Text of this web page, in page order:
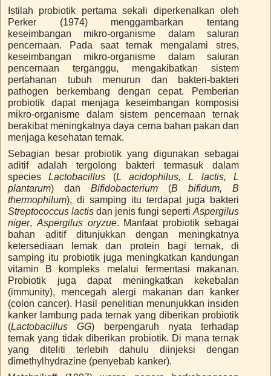
Istilah probiotik pertama sekali diperkenalkan oleh
Perker (1974) menggambarkan tentang
keseimbangan mikro-organisme dalam saluran
pencernaan. Pada saat ternak mengalami stres,
keseimbangan mikro-organisme dalam saluran
pencernaan terganggu, mengakibatkan sistem
pertahanan tubuh menurun dan bakteri-bakteri
pathogen berkembang dengan cepat. Pemberian
probiotik dapat menjaga keseimbangan komposisi
mikro-organisme dalam sistem pencernaan ternak
berakibat meningkatnya daya cerna bahan pakan dan
menjaga kesehatan ternak.
Sebagian besar probiotik yang digunakan sebagai
aditif adalah tergolong bakteri termasuk dalam
speciesLactobacillus (L acidophilus, L lactis, L
plantarum) dan Bifidobacterium (B bifidum, B
thermophilum), di samping itu terdapat juga bakteri
Streptococcus lactis dan jenis fungi seperti Aspergilus
niger, Aspergilus oryzue. Manfaat probiotik sebagai
bahan aditif ditunjukkan dengan meningkatnya
ketersediaan lemak dan protein bagi ternak, di
samping itu probiotik juga meningkatkan kandungan
vitamin B kompleks melalui fermentasi makanan.
Probiotik juga dapat meningkatkan kekebalan
(immunity), mencegah alergi makanan dan kanker
(colon cancer). Hasil penelitian menunjukkan insiden
kanker lambung pada ternak yang diberikan probiotik
(Lactobacillus GG) berpengaruh nyata terhadap
ternak yang tidak diberikan probiotik. Di mana ternak
yang diteliti terlebih dahulu diinjeksi dengan
dimethylhydrazine (penyebab kanker).